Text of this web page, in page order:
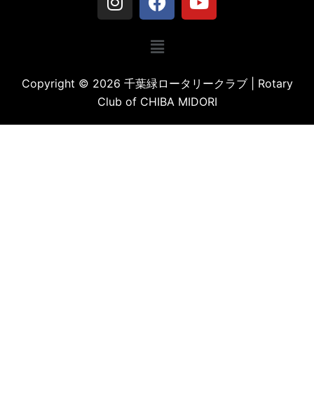
Copyright © 2026 千葉緑ロータリークラブ | Rotary
Club of CHIBA MIDORI